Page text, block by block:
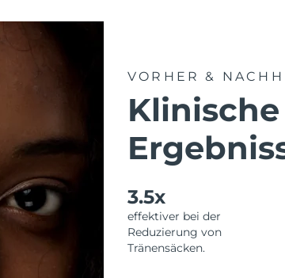
VORHER &
Klinische
3.5x
effektiver bei der
Reduzierung von
Tränensäcken.